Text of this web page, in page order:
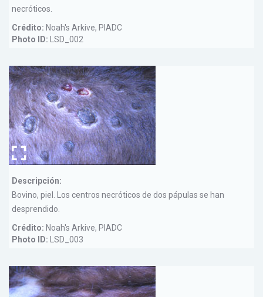
necróticos.
Crédito: Noah's Arkive, PIADC
Photo ID:
LSD_002
Descripción:
Bovino, piel. Los centros necróticos de dos pápulas se han
desprendido.
Crédito: Noah's Arkive, PIADC
Photo ID:
LSD_003